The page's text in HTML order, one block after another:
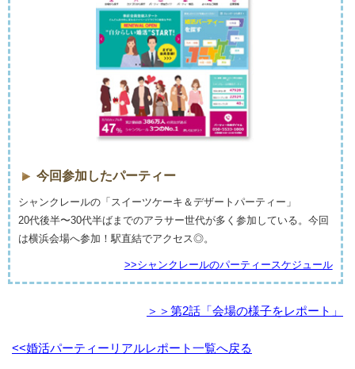
今回参加したパーティー
シャンクレールの「スイーツケーキ＆デザートパーティー」
20代後半〜30代半ばまでのアラサー世代が多く参加している。今回
は横浜会場へ参加！駅直結でアクセス◎。
>>シャンクレールのパーティースケジュール
＞＞第2話「会場の様子をレポート」
<<婚活パーティーリアルレポート一覧へ戻る